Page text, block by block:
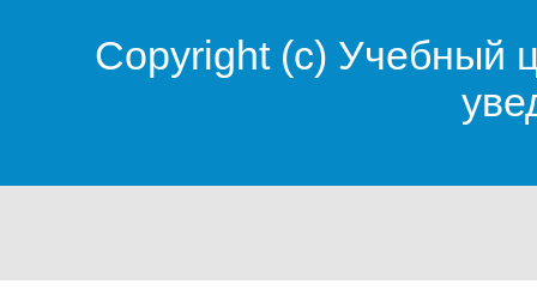
Copyright (c) Учебный